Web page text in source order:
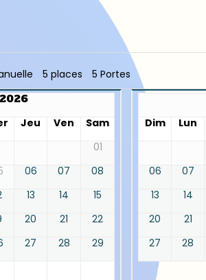
5 places
5 Portes
Jeu Ven
Sam
01
06 07
08
13 14
15
20 21
22
27 28
29
Dim
Lun
06
07
13
14
20
21
27
28